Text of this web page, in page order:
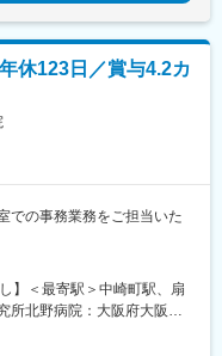
休123日／賞与4.2カ
での事務業務をご担当いた
】＜最寄駅＞中崎町駅、扇
所北野病院：大阪府大阪市
：敷地内全面禁煙